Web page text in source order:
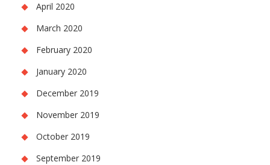
April 2020
March 2020
February 2020
January 2020
December 2019
November 2019
October 2019
September 2019